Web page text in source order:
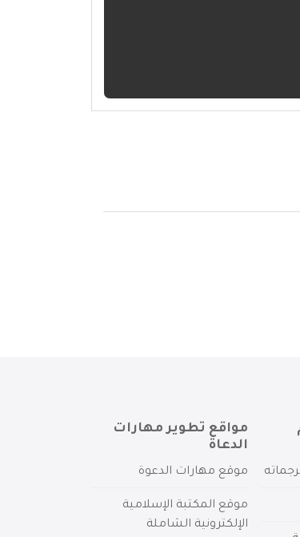
مواقع تطوير مهارات
الدعاة
موقع مهارات الدعوة
موقع المكتبة الإسلامية
الإلكترونية الشاملة